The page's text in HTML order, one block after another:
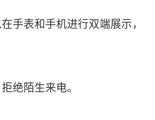
手表和手机进行双端展示，
绝陌生来电。